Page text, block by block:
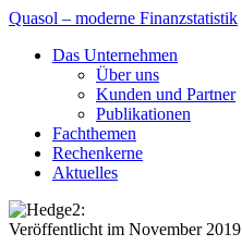
Quasol – moderne Finanzstatistik
Das Unternehmen
Über uns
Kunden und Partner
Publikationen
Fachthemen
Rechenkerne
Aktuelles
Veröffentlicht im November 2019